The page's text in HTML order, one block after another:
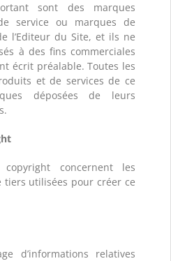
sont des marques
service ou marques de
l’Editeur du Site, et ils ne
à des fins commerciales
écrit préalable. Toutes les
et de services de ce
déposées de leurs
concernent les
tiers utilisées pour créer ce
d’informations relatives